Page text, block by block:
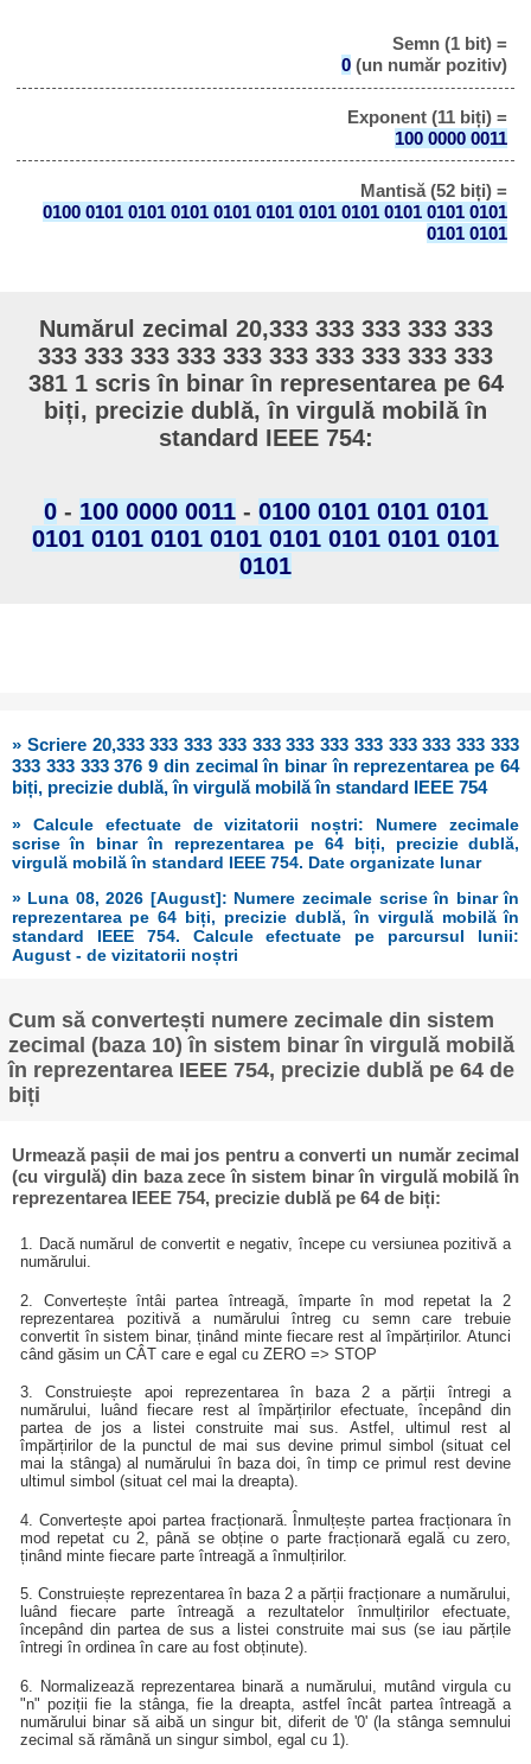
Semn (1 bit) =
0(un număr pozitiv)
Exponent (11 biți) =
100 0000 0011
Mantisă (52 biți) =
0100 0101 0101 0101 0101 0101 0101 0101 0101 0101 0101
0101 0101
Numărul zecimal 20,333 333 333 333 333
333 333 333 333 333 333 333 333 333 333
381 1 scris în binar în representarea pe 64
biți, precizie dublă, în virgulă mobilă în
standard IEEE 754:
0- 100 0000 0011- 0100 0101 0101 0101
0101 0101 0101 0101 0101 0101 0101 0101
0101
» Scriere 20,333 333 333 333 333 333 333 333 333 333 333 333
333 333 333 376 9 din zecimal în binar în reprezentarea pe 64
biți, precizie dublă, în virgulă mobilă în standard IEEE 754
» Calcule efectuate de vizitatorii noștri: Numere zecimale
scrise în binar în reprezentarea pe 64 biți, precizie dublă,
virgulă mobilă în standard IEEE 754. Date organizate lunar
» Luna 08, 2026 [August]: Numere zecimale scrise în binar în
reprezentarea pe 64 biți, precizie dublă, în virgulă mobilă în
standard IEEE 754. Calcule efectuate pe parcursul lunii:
August - de vizitatorii noștri
Cum să convertești numere zecimale din sistem
zecimal (baza 10) în sistem binar în virgulă mobilă
în reprezentarea IEEE 754, precizie dublă pe 64 de
biți
Urmează pașii de mai jos pentru a converti un număr zecimal
(cu virgulă) din baza zece în sistem binar în virgulă mobilă în
reprezentarea IEEE 754, precizie dublă pe 64 de biți:
1. Dacă numărul de convertit e negativ, începe cu versiunea pozitivă a
numărului.
2. Convertește întâi partea întreagă, împarte în mod repetat la 2
reprezentarea pozitivă a numărului întreg cu semn care trebuie
convertit în sistem binar, ținând minte fiecare rest al împărțirilor. Atunci
când găsim un CÂT care e egal cu ZERO => STOP
3. Construiește apoi reprezentarea în baza 2 a părții întregi a
numărului, luând fiecare rest al împărțirilor efectuate, începând din
partea de jos a listei construite mai sus. Astfel, ultimul rest al
împărțirilor de la punctul de mai sus devine primul simbol (situat cel
mai la stânga) al numărului în baza doi, în timp ce primul rest devine
ultimul simbol (situat cel mai la dreapta).
4. Convertește apoi partea fracționară. Înmulțește partea fracționara în
mod repetat cu 2, până se obține o parte fracționară egală cu zero,
ținând minte fiecare parte întreagă a înmulțirilor.
5. Construiește reprezentarea în baza 2 a părții fracționare a numărului,
luând fiecare parte întreagă a rezultatelor înmulțirilor efectuate,
începând din partea de sus a listei construite mai sus (se iau părțile
întregi în ordinea în care au fost obținute).
6. Normalizează reprezentarea binară a numărului, mutând virgula cu
"n" poziții fie la stânga, fie la dreapta, astfel încât partea întreagă a
numărului binar să aibă un singur bit, diferit de '0' (la stânga semnului
zecimal să rămână un singur simbol, egal cu 1).